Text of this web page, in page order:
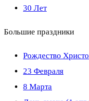
30 Лет
Большие праздники
Рождество
23 Февраля
8 Марта